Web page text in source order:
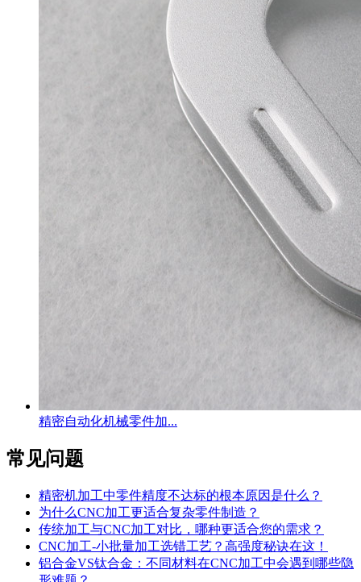
精密自动化机械零件加...
常见问题
精密机加工中零件精度不达标的根本原因是什么？
为什么CNC加工更适合复杂零件制造？
传统加工与CNC加工对比，哪种更适合您的需求？
CNC加工-小批量加工选错工艺？高强度秘诀在这！
铝合金VS钛合金：不同材料在CNC加工中会遇到哪些隐